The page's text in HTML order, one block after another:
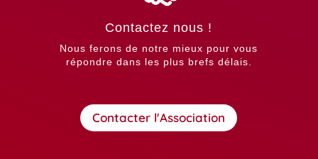
Contactez nous !
Nous ferons de notre mieux pour vous
répondre dans les plus brefs délais.
Contacter l'Association